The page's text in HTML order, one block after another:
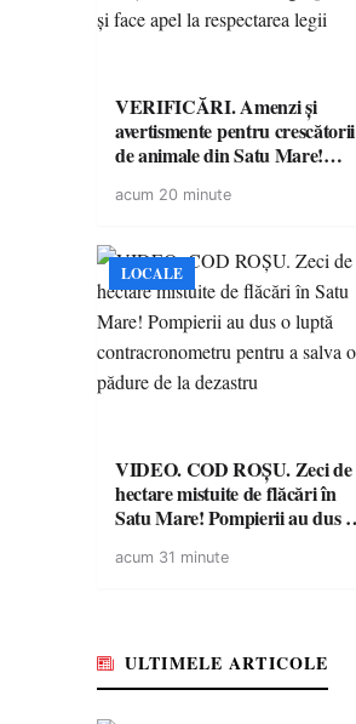
VERIFICĂRI. Amenzi și
avertismente pentru crescătorii
de animale din Satu Mare!
toate gospodăriile și face apel la
acum 20 minute
LOCALE
VIDEO. COD ROȘU. Zeci de
hectare mistuite de flăcări în
Satu Mare! Pompierii au dus o
a salva o pădure de la dezastru
acum 31 minute
ULTIMELE ARTICOLE